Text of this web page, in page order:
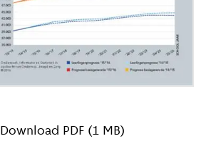
Download PDF (1 MB)